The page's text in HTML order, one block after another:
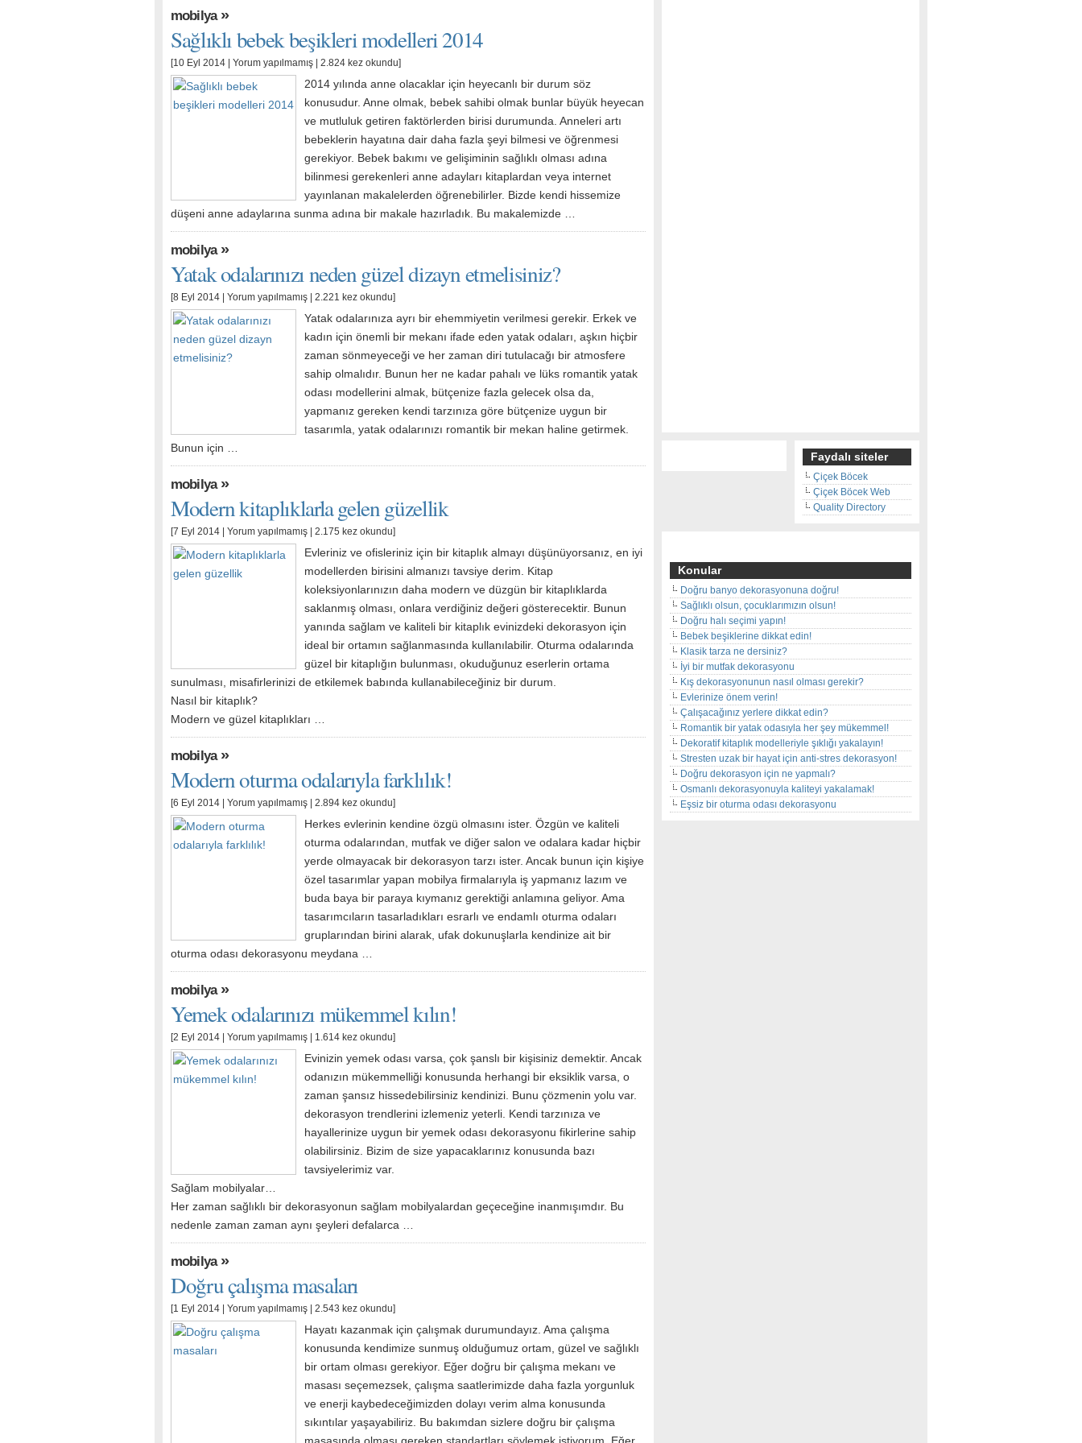
mobilya»
Sağlıklı bebek beşikleri modelleri 2014
[10 Eyl 2014 | Yorum yapılmamış | 2.824 kez okundu]
2014 yılında anne olacaklar için heyecanlı bir durum söz
konusudur. Anne olmak, bebek sahibi olmak bunlar büyük heyecan
ve mutluluk getiren faktörlerden birisi durumunda. Anneleri artı
bebeklerin hayatına dair daha fazla şeyi bilmesi ve öğrenmesi
gerekiyor. Bebek bakımı ve gelişiminin sağlıklı olması adına
bilinmesi gerekenleri anne adayları kitaplardan veya internet
yayınlanan makalelerden öğrenebilirler. Bizde kendi hissemize
düşeni anne adaylarına sunma adına bir makale hazırladık. Bu makalemizde …
mobilya»
Yatak odalarınızı neden güzel dizayn etmelisiniz?
[8 Eyl 2014 | Yorum yapılmamış | 2.221 kez okundu]
Yatak odalarınıza ayrı bir ehemmiyetin verilmesi gerekir. Erkek ve
kadın için önemli bir mekanı ifade eden yatak odaları, aşkın hiçbir
zaman sönmeyeceği ve her zaman diri tutulacağı bir atmosfere
sahip olmalıdır. Bunun her ne kadar pahalı ve lüks romantik yatak
odası modellerini almak, bütçenize fazla gelecek olsa da,
yapmanız gereken kendi tarzınıza göre bütçenize uygun bir
tasarımla, yatak odalarınızı romantik bir mekan haline getirmek.
Bunun için …
mobilya»
Modern kitaplıklarla gelen güzellik
[7 Eyl 2014 | Yorum yapılmamış | 2.175 kez okundu]
Evleriniz ve ofisleriniz için bir kitaplık almayı düşünüyorsanız, en iyi
modellerden birisini almanızı tavsiye derim. Kitap
koleksiyonlarınızın daha modern ve düzgün bir kitaplıklarda
saklanmış olması, onlara verdiğiniz değeri gösterecektir. Bunun
yanında sağlam ve kaliteli bir kitaplık evinizdeki dekorasyon için
ideal bir ortamın sağlanmasında kullanılabilir. Oturma odalarında
güzel bir kitaplığın bulunması, okuduğunuz eserlerin ortama
sunulması, misafirlerinizi de etkilemek babında kullanabileceğiniz bir durum.
Nasıl bir kitaplık?
Modern ve güzel kitaplıkları …
mobilya»
Modern oturma odalarıyla farklılık!
[6 Eyl 2014 | Yorum yapılmamış | 2.894 kez okundu]
Herkes evlerinin kendine özgü olmasını ister. Özgün ve kaliteli
oturma odalarından, mutfak ve diğer salon ve odalara kadar hiçbir
yerde olmayacak bir dekorasyon tarzı ister. Ancak bunun için kişiye
özel tasarımlar yapan mobilya firmalarıyla iş yapmanız lazım ve
buda baya bir paraya kıymanız gerektiği anlamına geliyor. Ama
tasarımcıların tasarladıkları esrarlı ve endamlı oturma odaları
gruplarından birini alarak, ufak dokunuşlarla kendinize ait bir
oturma odası dekorasyonu meydana …
mobilya»
Yemek odalarınızı mükemmel kılın!
[2 Eyl 2014 | Yorum yapılmamış | 1.614 kez okundu]
Evinizin yemek odası varsa, çok şanslı bir kişisiniz demektir. Ancak
odanızın mükemmelliği konusunda herhangi bir eksiklik varsa, o
zaman şansız hissedebilirsiniz kendinizi. Bunu çözmenin yolu var.
dekorasyon trendlerini izlemeniz yeterli. Kendi tarzınıza ve
hayallerinize uygun bir yemek odası dekorasyonu fikirlerine sahip
olabilirsiniz. Bizim de size yapacaklarınız konusunda bazı
tavsiyelerimiz var.
Sağlam mobilyalar…
Her zaman sağlıklı bir dekorasyonun sağlam mobilyalardan geçeceğine inanmışımdır. Bu
nedenle zaman zaman aynı şeyleri defalarca …
mobilya»
Doğru çalışma masaları
[1 Eyl 2014 | Yorum yapılmamış | 2.543 kez okundu]
Hayatı kazanmak için çalışmak durumundayız. Ama çalışma
konusunda kendimize sunmuş olduğumuz ortam, güzel ve sağlıklı
bir ortam olması gerekiyor. Eğer doğru bir çalışma mekanı ve
masası seçemezsek, çalışma saatlerimizde daha fazla yorgunluk
ve enerji kaybedeceğimizden dolayı verim alma konusunda
sıkıntılar yaşayabiliriz. Bu bakımdan sizlere doğru bir çalışma
Faydalı siteler
Çiçek Böcek
Çiçek Böcek Web
Quality Directory
Konular
Doğru banyo dekorasyonuna doğru!
Sağlıklı olsun, çocuklarımızın olsun!
Doğru halı seçimi yapın!
Bebek beşiklerine dikkat edin!
Klasik tarza ne dersiniz?
İyi bir mutfak dekorasyonu
Kış dekorasyonunun nasıl olması gerekir?
Evlerinize önem verin!
Çalışacağınız yerlere dikkat edin?
Romantik bir yatak odasıyla her şey mükemmel!
Dekoratif kitaplık modelleriyle şıklığı yakalayın!
Stresten uzak bir hayat için anti-stres dekorasyon!
Doğru dekorasyon için ne yapmalı?
Osmanlı dekorasyonuyla kaliteyi yakalamak!
Eşsiz bir oturma odası dekorasyonu